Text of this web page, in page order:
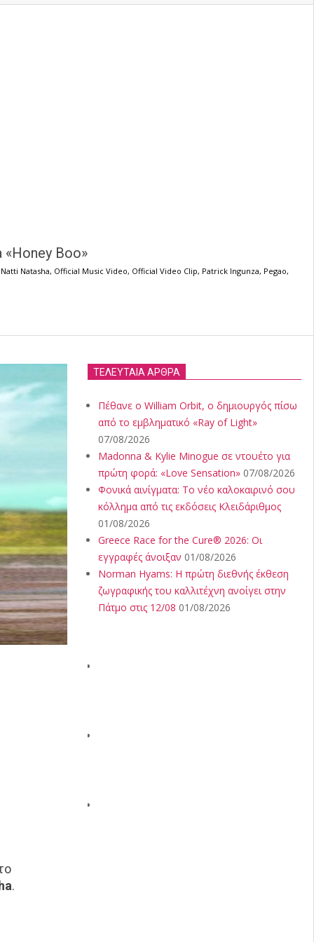
«Honey Boo»
Natti Natasha, Official Music Video, Official Video Clip, Patrick Ingunza, Pegao,
.
ΤΕΛΕΥΤΑΙΑ ΑΡΘΡΑ
Πέθανε ο William Orbit, ο δημιουργός πίσω
από το εμβληματικό «Ray of Light»
07/08/2026
Madonna & Kylie Minogue σε ντουέτο για
πρώτη φορά: «Love Sensation» 07/08/2026
Φονικά αινίγματα: Το νέο καλοκαιρινό σου
κόλλημα από τις εκδόσεις Κλειδάριθμος
01/08/2026
Greece Race for the Cure® 2026: Οι
εγγραφές άνοιξαν 01/08/2026
Norman Hyams: Η πρώτη διεθνής έκθεση
ζωγραφικής του καλλιτέχνη ανοίγει στην
Πάτμο στις 12/08 01/08/2026